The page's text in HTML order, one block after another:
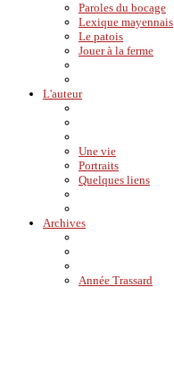
Paroles du bocage
Lexique mayennais
Le patois
Jouer à la ferme
L'auteur
Une vie
Portraits
Quelques liens
Archives
Année Trassard